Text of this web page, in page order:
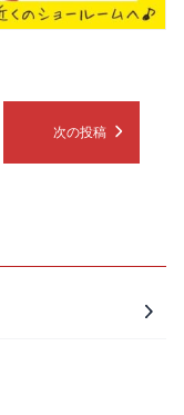
次の投稿